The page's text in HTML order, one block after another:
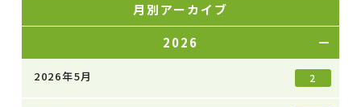
月別アーカイブ
2026
2026年5月 2